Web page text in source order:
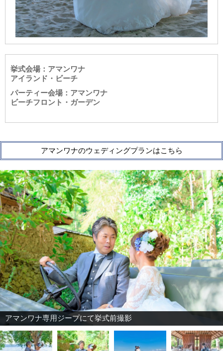
挙式会場：アマンワナ
アイランド・ビーチ
パーティー会場：アマンワナ
ビーチフロント・ガーデン
アマンワナのウェディングプランはこちら
アマンワナ専用ジープにて挙式前撮影